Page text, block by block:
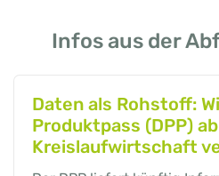
Infos aus der
Daten als Rohstoff:
Produktpass (DPP)
Kreislaufwirtschaft